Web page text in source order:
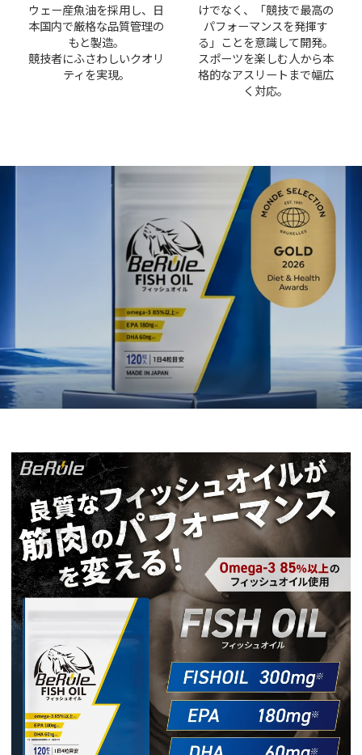
ウェー産魚油を採用し、日
本国内で厳格な品質管理の
もと製造。
競技者にふさわしいクオリ
ティを実現。
けでなく、「競技で最高の
パフォーマンスを発揮す
る」ことを意識して開発。
スポーツを楽しむ人から本
格的なアスリートまで幅広
く対応。